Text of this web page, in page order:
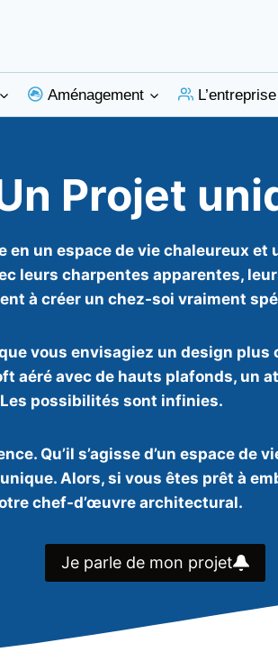
Aménagement L’entreprise
Projet
un espace de vie chaleureux
leurs charpentes apparentes,
à créer un chez-soi vraiment
vous envisagiez un design
avec de hauts plafonds, un
possibilités sont infinies.
Qu’il s’agisse d’un espace
Alors, si vous êtes prêt à
chef-d’œuvre architectural.
Je parle de mon projet